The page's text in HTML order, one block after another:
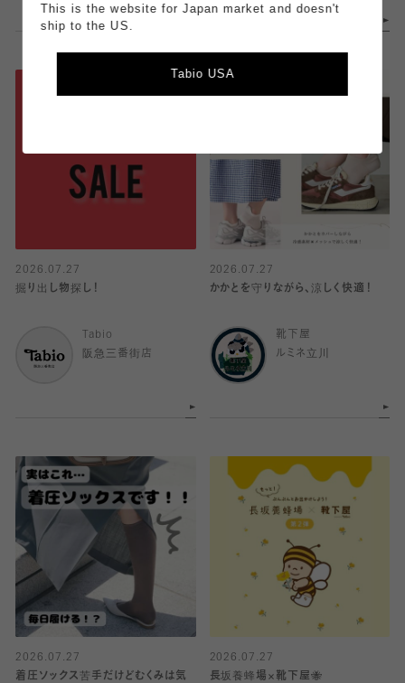
2026.07.27
掘り出し物探し！
Tabio
阪急三番街店
2026.07.27
かかとを守りながら、涼しく快適！
靴下屋
ルミネ立川
2026.07.27
着圧ソックス苦手だけどむくみは気
2026.07.27
長坂養蜂場×靴下屋🐝
This is the website for Japan market and doesn't
ship to the US.
Tabio USA